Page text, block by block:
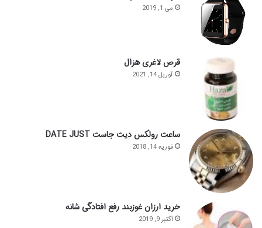
می 1, 2019
قرص لاغری هزال
آوریل 14, 2021
ساعت رولکس دیت جاست DATE JUST
فوریه 14, 2018
خرید ارزان غوزبند رفع افتادگی شانه
اکتبر 9, 2019